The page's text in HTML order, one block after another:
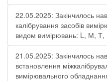
22.05.2025: Закінчилось
калібрування засобів
видом вимірювань: L, М,
21.05.2025: Закінчилось
встановлення
вимірювального